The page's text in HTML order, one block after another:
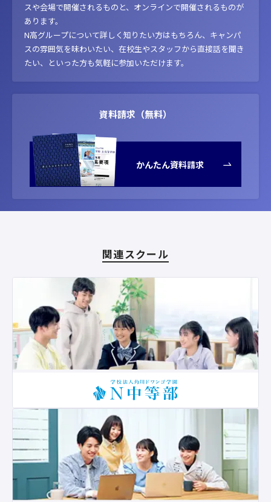
スや会場で開催されるものと、オンラインで開催されるものが
あります。
N高グループについて詳しく知りたい方はもちろん、キャンパ
スの雰囲気を味わいたい、在校生やスタッフから直接話を聞き
たい、といった方も気軽に参加いただけます。
資料請求（無料）
かんたん資料請求
関連スクール